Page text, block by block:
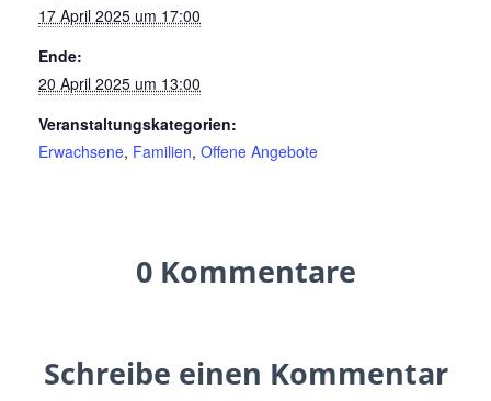
17 April 2025 um 17:00
Ende:
20 April 2025 um 13:00
Veranstaltungskategorien:
Erwachsene, Familien, Offene Angebote
0 Kommentare
Schreibe einen Kommentar